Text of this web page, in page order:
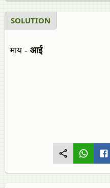
SOLUTION
माय - आई